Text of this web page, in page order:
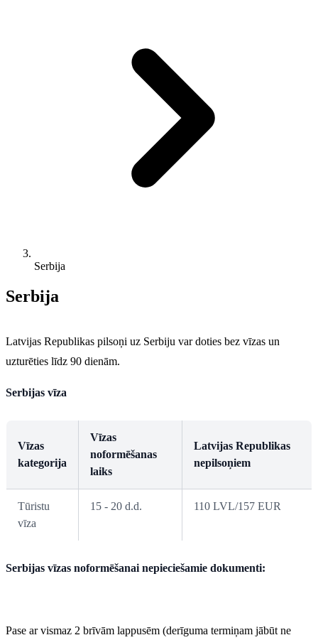
Serbija
Serbija
Latvijas Republikas pilsoņi uz Serbiju var doties bez vīzas un
uzturēties līdz 90 dienām.
Serbijas vīza
Vīzas
kategorija
Vīzas
noformēšanas
laiks
Latvijas Republikas
nepilsoņiem
Tūristu
vīza
15 - 20 d.d. 110 LVL/157 EUR
Serbijas vīzas noformēšanai nepieciešamie dokumenti:
Pase ar vismaz 2 brīvām lappusēm (derīguma termiņam jābūt ne